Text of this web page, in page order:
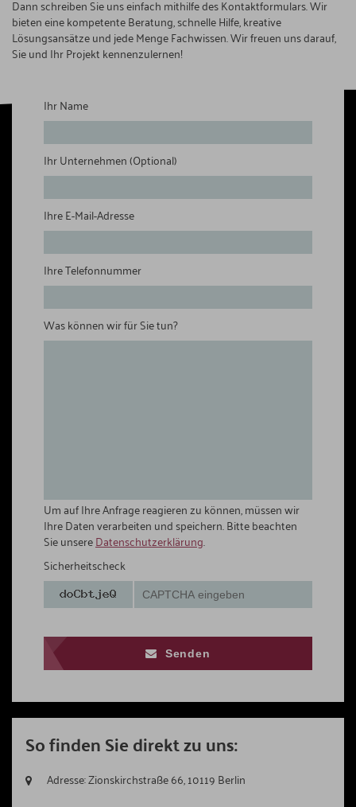
Dann schreiben Sie uns einfach mithilfe des Kontaktformulars. Wir
bieten eine kompetente Beratung, schnelle Hilfe, kreative
Lösungsansätze und jede Menge Fachwissen. Wir freuen uns darauf,
Sie und Ihr Projekt kennenzulernen!
Kontakt:
Ihr Name
Ihr Unternehmen (Optional)
Ihre E-Mail-Adresse
Ihre Telefonnummer
Was können wir für Sie tun?
Um auf Ihre Anfrage reagieren zu können, müssen wir
Ihre Daten verarbeiten und speichern. Bitte beachten
Sie unsereDatenschutzerklärung.
Sicherheitscheck
Senden
So finden Sie direkt zu uns:
Adresse:Zionskirchstraße 66, 10119 Berlin